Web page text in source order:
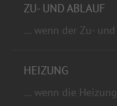
ZU- UND ABLAUF
… wenn der Zu-
HEIZUNG
… wenn die